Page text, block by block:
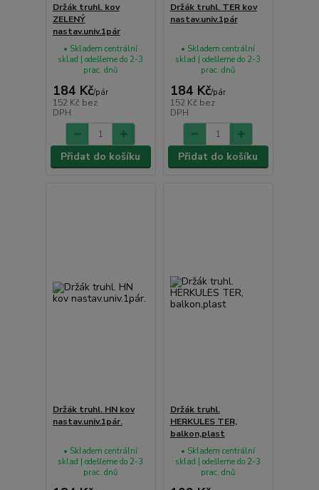
Držák truhl. kov
ZELENÝ
nastav.univ.1pár
184 Kč/pár
152 Kč bez
DPH
• Skladem centrální
sklad | odešleme do 2-3
prac. dnů
Přidat do košíku
Držák truhl. TER kov
nastav.univ.1pár
184 Kč/pár
152 Kč bez
DPH
• Skladem centrální
sklad | odešleme do 2-3
prac. dnů
Přidat do košíku
Držák truhl. HN kov
nastav.univ.1pár.
• Skladem centrální
sklad | odešleme do 2-3
prac. dnů
Držák truhl.
HERKULES TER,
balkon,plast
• Skladem centrální
sklad | odešleme do 2-3
prac. dnů